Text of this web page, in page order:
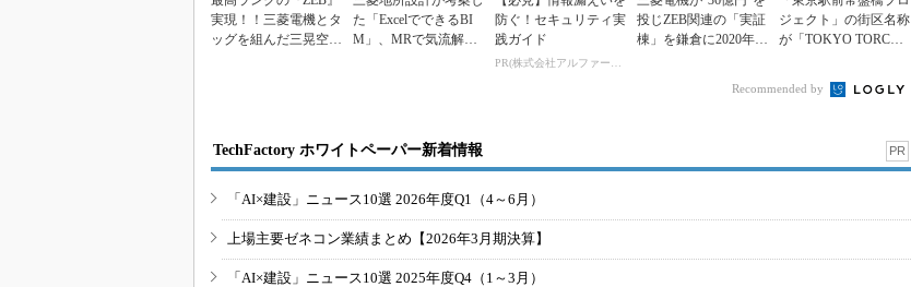
実現！！三菱電機とタ
ッグを組んだ三晃空調
た「ExcelでできるBI
M」、MRで気流解析
防ぐ！セキュリティ実
践ガイド
PR(株式会社アルファーテクノ)
投じZEB関連の「実証
棟」を鎌倉に2020年6
ジェクト」の街区名称
が「TOKYO TORC
Recommended by
TechFactory ホワイトペーパー新着情報 PR
「AI×建設」ニュース10選 2026年度Q1（4～6月）
上場主要ゼネコン業績まとめ【2026年3月期決算】
「AI×建設」ニュース10選 2025年度Q4（1～3月）